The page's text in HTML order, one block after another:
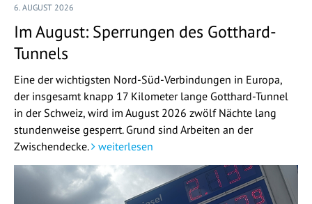
6. AUGUST 2026
Im August: Sperrungen des Gotthard-
Tunnels
Eine der wichtigsten Nord-Süd-Verbindungen in Europa,
der insgesamt knapp 17 Kilometer lange Gotthard-Tunnel
in der Schweiz, wird im August 2026 zwölf Nächte lang
stundenweise gesperrt. Grund sind Arbeiten an der
Zwischendecke.
weiterlesen